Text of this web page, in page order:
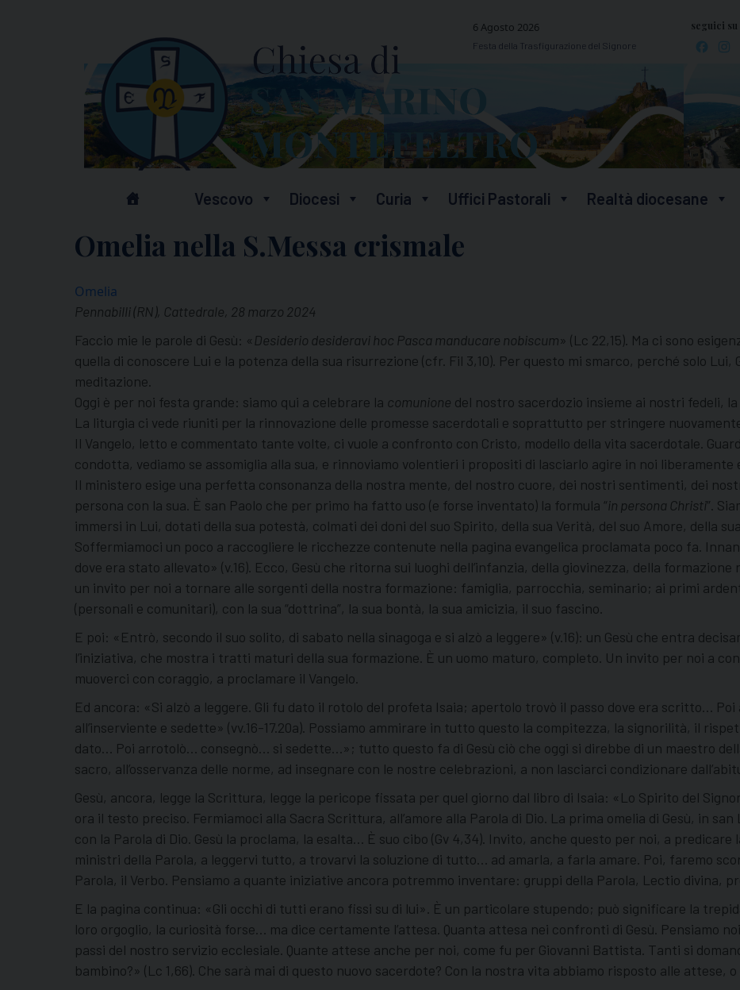
6 Agosto 2026
Festa della Trasfigurazione del Signore
seguici su
Vescovo Diocesi Curia Uffici Pastorali Realtà diocesane
Omelia nella S.Messa crismale
Omelia
Pennabilli (RN), Cattedrale, 28 marzo 2024
Faccio mie le parole di Gesù: « Desiderio desideravi hoc Pasca manducare nobiscum» (Lc 22,15). Ma ci sono
quella di conoscere Lui e la potenza della sua risurrezione (cfr. Fil 3,10). Per questo mi smarco, perché solo Lui,
meditazione.
Oggi è per noi festa grande: siamo qui a celebrare la comunione del nostro sacerdozio insieme ai nostri fedeli, la
La liturgia ci vede riuniti per la rinnovazione delle promesse sacerdotali e soprattutto per stringere
Il Vangelo, letto e commentato tante volte, ci vuole a confronto con Cristo, modello della vita sacerdotale.
condotta, vediamo se assomiglia alla sua, e rinnoviamo volentieri i propositi di lasciarlo agire in noi liberamente
Il ministero esige una perfetta consonanza della nostra mente, del nostro cuore, dei nostri sentimenti, dei
persona con la sua. È san Paolo che per primo ha fatto uso (e forse inventato) la formula “in persona Christi”.
immersi in Lui, dotati della sua potestà, colmati dei doni del suo Spirito, della sua Verità, del suo Amore, della
Soffermiamoci un poco a raccogliere le ricchezze contenute nella pagina evangelica proclamata poco fa.
dove era stato allevato» (v.16). Ecco, Gesù che ritorna sui luoghi dell’infanzia, della giovinezza, della
un invito per noi a tornare alle sorgenti della nostra formazione: famiglia, parrocchia, seminario; ai primi
(personali e comunitari), con la sua “dottrina”, la sua bontà, la sua amicizia, il suo fascino.
E poi: «Entrò, secondo il suo solito, di sabato nella sinagoga e si alzò a leggere» (v.16): un Gesù che entra
l’iniziativa, che mostra i tratti maturi della sua formazione. È un uomo maturo, completo. Un invito per noi a
muoverci con coraggio, a proclamare il Vangelo.
Ed ancora: «Si alzò a leggere. Gli fu dato il rotolo del profeta Isaia; apertolo trovò il passo dove era scritto…
all’inserviente e sedette» (vv.16-17.20a). Possiamo ammirare in tutto questo la compitezza, la signorilità, il
dato… Poi arrotolò… consegnò… si sedette…»; tutto questo fa di Gesù ciò che oggi si direbbe di un maestro
sacro, all’osservanza delle norme, ad insegnare con le nostre celebrazioni, a non lasciarci condizionare
Gesù, ancora, legge la Scrittura, legge la pericope fissata per quel giorno dal libro di Isaia: «Lo Spirito del
ora il testo preciso. Fermiamoci alla Sacra Scrittura, all’amore alla Parola di Dio. La prima omelia di Gesù, in
con la Parola di Dio. Gesù la proclama, la esalta… È suo cibo (Gv 4,34). Invito, anche questo per noi, a
ministri della Parola, a leggervi tutto, a trovarvi la soluzione di tutto… ad amarla, a farla amare. Poi, faremo
Parola, il Verbo. Pensiamo a quante iniziative ancora potremmo inventare: gruppi della Parola, Lectio divina,
E la pagina continua: «Gli occhi di tutti erano fissi su di lui». È un particolare stupendo; può significare la
loro orgoglio, la curiosità forse… ma dice certamente l’attesa. Quanta attesa nei confronti di Gesù. Pensiamo
passi del nostro servizio ecclesiale. Quante attese anche per noi, come fu per Giovanni Battista. Tanti si
bambino?» (Lc 1,66). Che sarà mai di questo nuovo sacerdote? Con la nostra vita abbiamo risposto alle attese, o